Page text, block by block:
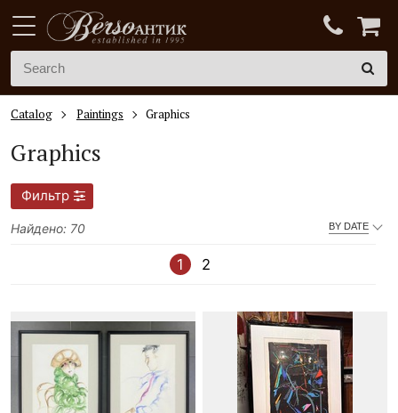
Catalog Paintings Graphics
Graphics
Фильтр
BY DATE
Найдено: 70
1 2